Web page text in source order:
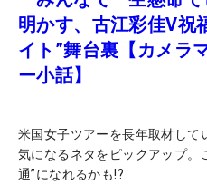
明かす、古江彩佳V祝
イト”舞台裏【カメラ
ー小話】
米国女子ツアーを長年取材して
気になるネタをピックアップ。
通”になれるかも!?